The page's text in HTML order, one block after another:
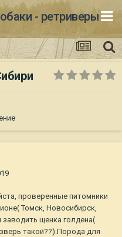
- ретриверы
проверенные питомники
Томск, Новосибирск,
щенка голдена(
такой??).Порода для